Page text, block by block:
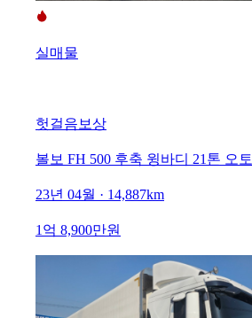
실매물
헛걸음보상
볼보 FH 500 후축 윙바디 21톤 오토
23년 04월 · 14,887km
1억 8,900만원